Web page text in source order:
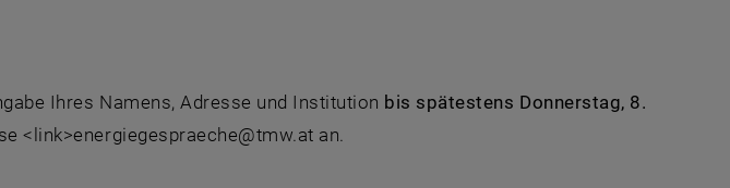
Ihres Namens, Adresse und Institution bis spätestens Donnerstag, 8.
<link>energiegespraeche@tmw.at an.